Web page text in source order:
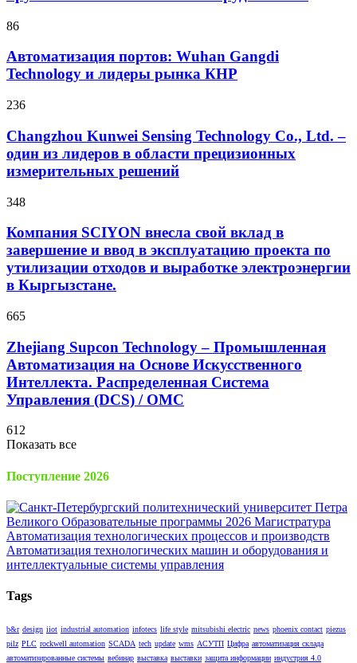
86
Автоматизация портов: Wuhan Gangdi
Technology и лидеры рынка КНР
236
Changzhou Kunwei Sensing Technology Co., Ltd. –
один из лидеров в области прецизионных
измерительных решений
348
Компания SCIYON внесла свой вклад в
завершение и ввод в эксплуатацию проекта по
утилизации отходов и выработке электроэнергии
в Кыргызстане.
665
Zhejiang Supcon Technology – Промышленная
Автоматизация на Основе Искусственного
Интеллекта. Распределенная Cистема
Управления (DCS) / OMC
612
Показать все
Поступление 2026
Tags
b&r design iiot industrial automation infotecs life style mitsubishi electric news phoenix contact piezus
pilz PLC rockwell automation SCADA tech update wms АСУТП Цифра автоматизация склада
автоматизированные системы вебинар выставка выставки защита информации индустрия 4.0